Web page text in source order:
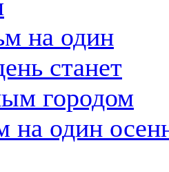
на один